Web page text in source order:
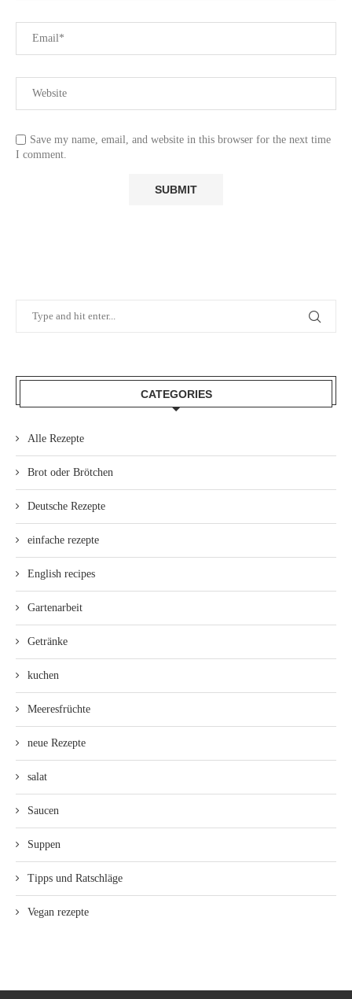
Save my name, email, and website in this browser for the next time
I comment.
CATEGORIES
Alle Rezepte
Brot oder Brötchen
Deutsche Rezepte
einfache rezepte
English recipes
Gartenarbeit
Getränke
kuchen
Meeresfrüchte
neue Rezepte
salat
Saucen
Suppen
Tipps und Ratschläge
Vegan rezepte